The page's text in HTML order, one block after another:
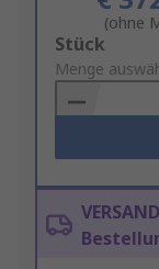
(ohne
Add
to
Basket
Stück
Menge